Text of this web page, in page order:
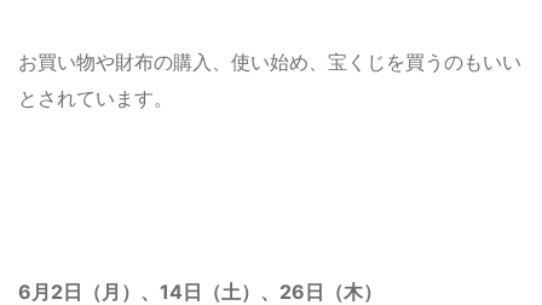
お買い物や財布の購入、使い始め、宝くじを買うのもいい
とされています。
6 月2日（月）、14日（土）、26日（木）